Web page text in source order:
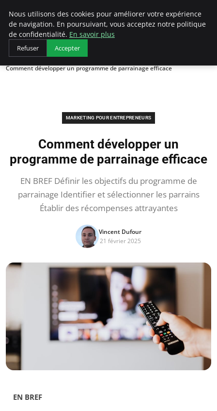
LECFCM
Accueil
Marketing pour entrepreneurs
Comment développer un programme de parrainage efficace
MARKETING POUR ENTREPRENEURS
Comment développer un
programme de parrainage efficace
EN BREF Définir les objectifs du programme de
parrainage Identifier et sélectionner les parrains
Établir des récompenses attrayantes
Vincent Dufour
21 février 2025
EN BREF
Nous utilisons des cookies pour améliorer votre expérience
de navigation. En poursuivant, vous acceptez notre politique
de confidentialité. En savoir plus
Refuser Accepter